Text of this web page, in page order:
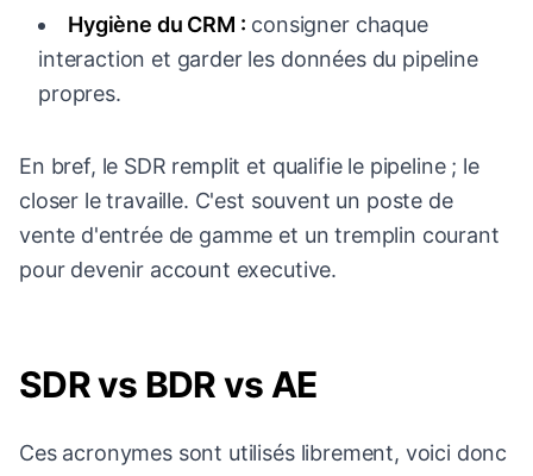
Hygiène du CRM : consigner chaque
interaction et garder les données du pipeline
propres.
En bref, le SDR remplit et qualifie le pipeline ; le
closer le travaille. C'est souvent un poste de
vente d'entrée de gamme et un tremplin courant
pour devenir account executive.
SDR vs BDR vs AE
Ces acronymes sont utilisés librement, voici donc